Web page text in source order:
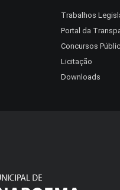
Trabalhos
Portal da
Concursos
Licitação
Downloads